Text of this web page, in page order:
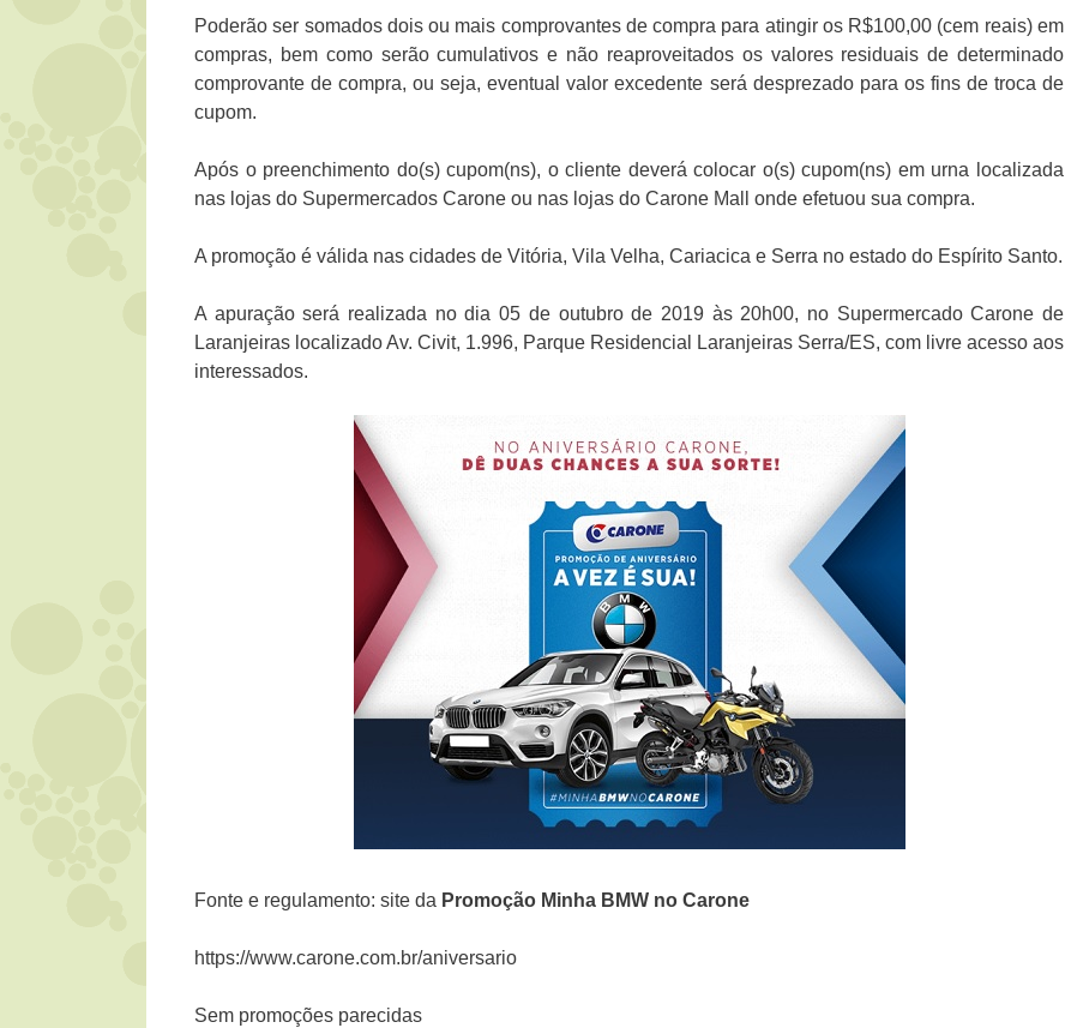
Poderão ser somados dois ou mais comprovantes de compra para atingir os R$100,00 (cem reais) em
compras, bem como serão cumulativos e não reaproveitados os valores residuais de determinado
comprovante de compra, ou seja, eventual valor excedente será desprezado para os fins de troca de
cupom.
Após o preenchimento do(s) cupom(ns), o cliente deverá colocar o(s) cupom(ns) em urna localizada
nas lojas do Supermercados Carone ou nas lojas do Carone Mall onde efetuou sua compra.
A promoção é válida nas cidades de Vitória, Vila Velha, Cariacica e Serra no estado do Espírito Santo.
A apuração será realizada no dia 05 de outubro de 2019 às 20h00, no Supermercado Carone de
Laranjeiras localizado Av. Civit, 1.996, Parque Residencial Laranjeiras Serra/ES, com livre acesso aos
interessados.
Fonte e regulamento: site da Promoção Minha BMW no Carone
https://www.carone.com.br/aniversario
Sem promoções parecidas